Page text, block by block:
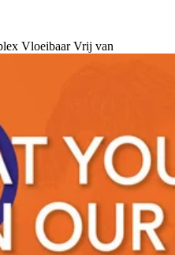
Vloeibaar Vrij van